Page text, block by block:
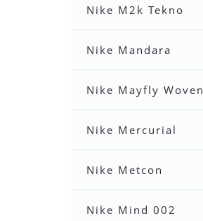
Nike M2k Tekno
Nike Mandara
Nike Mayfly Woven
Nike Mercurial
Nike Metcon
Nike Mind 002